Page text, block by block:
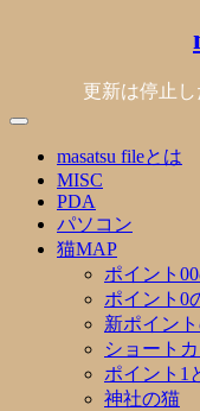
更新は停止
masatsu fileとは
MISC
PDA
パソコン
猫MAP
ポイント
ポイント0
新ポイン
ショート
ポイント1
神社の猫